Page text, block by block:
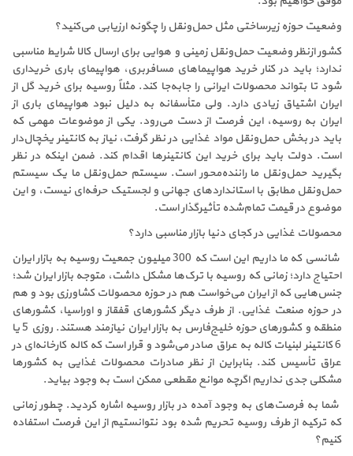
وضعیت حوزه زیرساختی مثل حمل‌ونقل را چگونه ارزیابی می‌کنید؟
کشور ازنظر وضعیت حمل‌ونقل زمینی و هوایی برای ارسال کالا شرایط مناسبی
ندارد؛ باید در کنار خرید هواپیماهای مسافربری، هواپیمای باری خریداری
شود تا بتواند محصولات ایرانی را جابه‌جا کند. مثلاً روسیه برای خرید گل از
ایران اشتیاق زیادی دارد. ولی متأسفانه به دلیل نبود هواپیمای باری از
ایران به روسیه، این فرصت از دست می‌رود. یکی از موضوعات مهمی که
باید در بخش حمل‌ونقل مواد غذایی در نظر گرفت، نیاز به کانتینر یخچال‌دار
است. دولت باید برای خرید این کانتینرها اقدام کند. ضمن اینکه در نظر
بگیرید حمل‌ونقل ما راننده‌محور است. سیستم حمل‌ونقل ما یک سیستم
حمل‌ونقل مطابق با استانداردهای جهانی و لجستیک حرفه‌ای نیست، و این
موضوع در قیمت تمام‌شده تأثیرگذار است.
محصولات غذایی در کجای دنیا بازار مناسبی دارد؟
‌ شانسی که ما داریم این است که 300 میلیون جمعیت روسیه به بازار ایران
احتیاج دارد؛ زمانی که روسیه با ترک‌ها مشکل داشت، متوجه بازار ایران شد؛
جنس‌هایی که از ایران می‌خواست هم در حوزه محصولات کشاورزی بود و هم
در حوزه صنعت غذایی. از طرف دیگر کشورهای قفقاز و اوراسیا، کشورهای
منطقه و کشورهای حوزه خلیج‌فارس به بازار ایران نیازمند هستند. روزی 5 یا
6 کانتینر لبنیات کاله به عراق صادر می‌شود و قرار است که کاله کارخانه‌ای در
عراق تأسیس کند. بنابراین از نظر صادرات محصولات غذایی به کشورها
مشکلی جدی نداریم اگرچه موانع مقطعی ممکن است به وجود بیاید.
‌ شما به فرصت‌های به وجود آمده در بازار روسیه اشاره کردید. چطور زمانی
که ترکیه از طرف روسیه تحریم شده بود نتوانستیم از این فرصت استفاده
کنیم؟